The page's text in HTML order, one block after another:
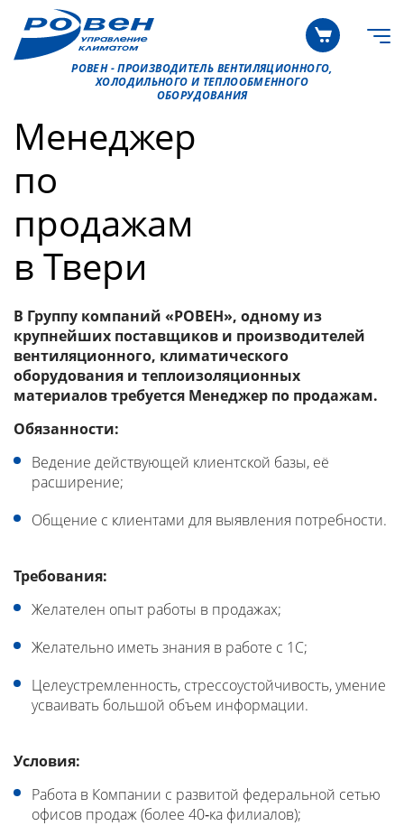
РОВЕН - ПРОИЗВОДИТЕЛЬ ВЕНТИЛЯЦИОННОГО,
ХОЛОДИЛЬНОГО И ТЕПЛООБМЕННОГО
ОБОРУДОВАНИЯ
Менеджер
по
продажам
в Твери
В Группу компаний «РОВЕН», одному из
крупнейших поставщиков и производителей
вентиляционного, климатического
оборудования и теплоизоляционных
материалов требуется Менеджер по продажам.
Обязанности:
Ведение действующей клиентской базы, её
расширение;
Общение с клиентами для выявления потребности.
Требования:
Желателен опыт работы в продажах;
Желательно иметь знания в работе с 1С;
Целеустремленность, стрессоустойчивость, умение
усваивать большой объем информации.
Условия:
Работа в Компании с развитой федеральной сетью
офисов продаж (более 40‐ка филиалов);